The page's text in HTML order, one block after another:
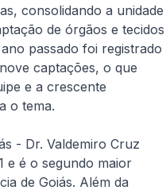
consolidando a unidade
de órgãos e tecidos
passado foi registrado
captações, o que
e a crescente
o tema.
- Dr. Valdemiro Cruz
e é o segundo maior
de Goiás. Além da